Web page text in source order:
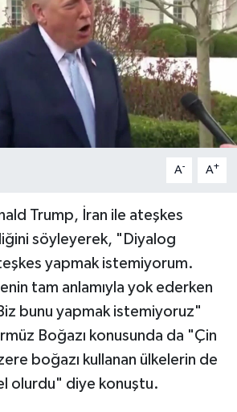
A- A+
Trump, İran ile ateşkes
söyleyerek, "Diyalog
yapmak istemiyorum.
tam anlamıyla yok ederken
bunu yapmak istemiyoruz"
Boğazı konusunda da "Çin
boğazı kullanan ülkelerin de
olurdu" diye konuştu.